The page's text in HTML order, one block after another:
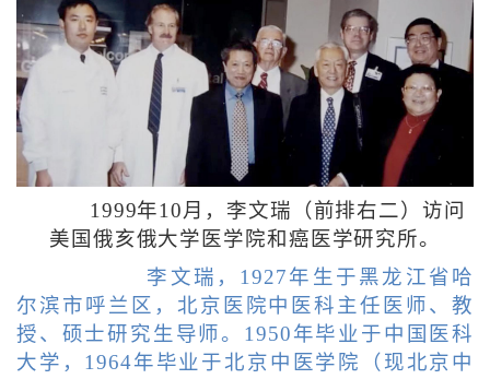
1999年10月，李文瑞（前排右二）访问
美国俄亥俄大学医学院和癌医学研究所。
李文瑞，1927年生于黑龙江省哈
尔滨市呼兰区，北京医院中医科主任医师、教
授、硕士研究生导师。1950年毕业于中国医科
大学，1964年毕业于北京中医学院（现北京中